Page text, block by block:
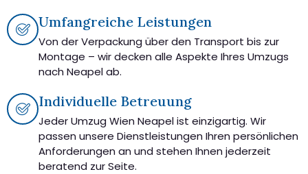
Umfangreiche Leistungen
Von der Verpackung über den Transport bis zur
Montage – wir decken alle Aspekte Ihres Umzugs
nach Neapel ab.
Individuelle Betreuung
Jeder Umzug Wien Neapel ist einzigartig. Wir
passen unsere Dienstleistungen Ihren persönlichen
Anforderungen an und stehen Ihnen jederzeit
beratend zur Seite.